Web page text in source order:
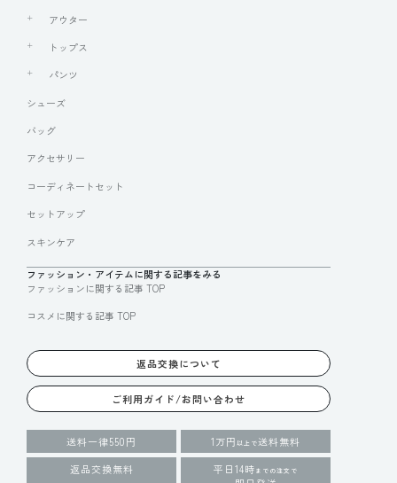
アウター
トップス
パンツ
シューズ
バッグ
アクセサリー
コーディネートセット
セットアップ
スキンケア
ファッション・アイテムに関する記事をみる
ファッションに関する記事 TOP
コスメに関する記事 TOP
返品交換について
ご利用ガイド/お問い合わせ
送料一律550円 1万円 以上で送料無料
返品交換無料
平日14時 までの注文で